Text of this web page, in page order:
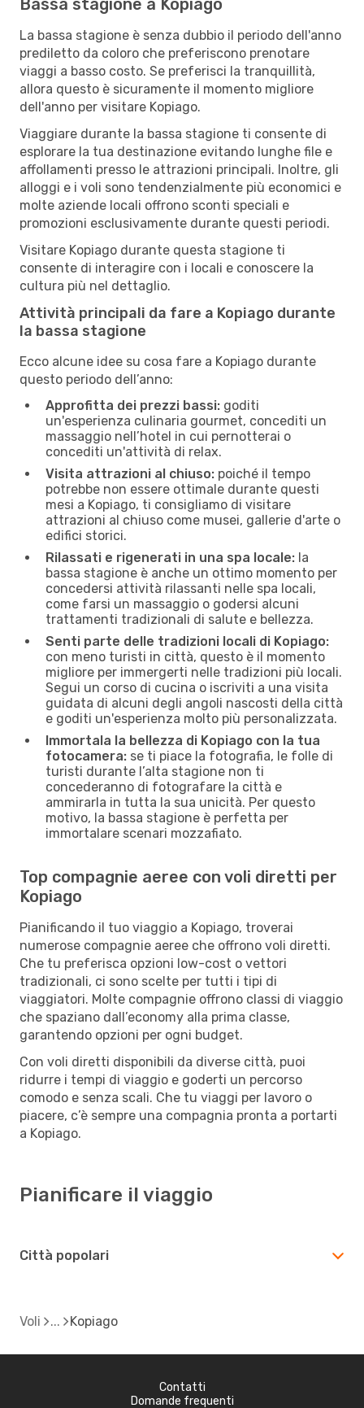
Bassa stagione a Kopiago
La bassa stagione è senza dubbio il periodo dell'anno
prediletto da coloro che preferiscono prenotare
viaggi a basso costo. Se preferisci la tranquillità,
allora questo è sicuramente il momento migliore
dell'anno per visitare Kopiago.
Viaggiare durante la bassa stagione ti consente di
esplorare la tua destinazione evitando lunghe file e
affollamenti presso le attrazioni principali. Inoltre, gli
alloggi e i voli sono tendenzialmente più economici e
molte aziende locali offrono sconti speciali e
promozioni esclusivamente durante questi periodi.
Visitare Kopiago durante questa stagione ti
consente di interagire con i locali e conoscere la
cultura più nel dettaglio.
Attività principali da fare a Kopiago durante
la bassa stagione
Ecco alcune idee su cosa fare a Kopiago durante
questo periodo dell’anno:
Approfitta dei prezzi bassi: goditi
un'esperienza culinaria gourmet, concediti un
massaggio nell’hotel in cui pernotterai o
concediti un'attività di relax.
Visita attrazioni al chiuso: poiché il tempo
potrebbe non essere ottimale durante questi
mesi a Kopiago, ti consigliamo di visitare
attrazioni al chiuso come musei, gallerie d'arte o
edifici storici.
Rilassati e rigenerati in una spa locale: la
bassa stagione è anche un ottimo momento per
concedersi attività rilassanti nelle spa locali,
come farsi un massaggio o godersi alcuni
trattamenti tradizionali di salute e bellezza.
Senti parte delle tradizioni locali di Kopiago:
con meno turisti in città, questo è il momento
migliore per immergerti nelle tradizioni più locali.
Segui un corso di cucina o iscriviti a una visita
guidata di alcuni degli angoli nascosti della città
e goditi un'esperienza molto più personalizzata.
Immortala la bellezza di Kopiago con la tua
fotocamera: se ti piace la fotografia, le folle di
turisti durante l’alta stagione non ti
concederanno di fotografare la città e
ammirarla in tutta la sua unicità. Per questo
motivo, la bassa stagione è perfetta per
immortalare scenari mozzafiato.
Top compagnie aeree con voli diretti per
Kopiago
Pianificando il tuo viaggio a Kopiago, troverai
numerose compagnie aeree che offrono voli diretti.
Che tu preferisca opzioni low-cost o vettori
tradizionali, ci sono scelte per tutti i tipi di
viaggiatori. Molte compagnie offrono classi di viaggio
che spaziano dall’economy alla prima classe,
garantendo opzioni per ogni budget.
Con voli diretti disponibili da diverse città, puoi
ridurre i tempi di viaggio e goderti un percorso
comodo e senza scali. Che tu viaggi per lavoro o
piacere, c’è sempre una compagnia pronta a portarti
a Kopiago.
Pianificare il viaggio
Città popolari
Voli Kopiago
Contatti
Domande frequenti